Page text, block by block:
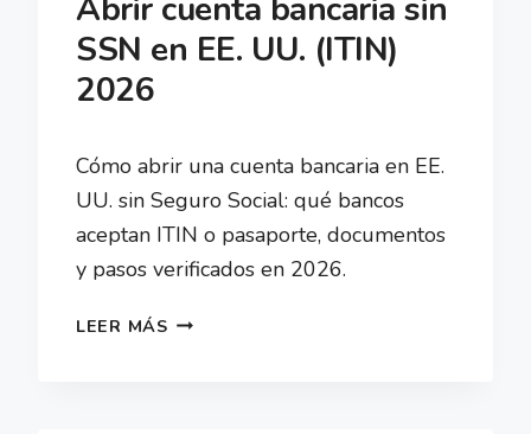
NACIMIENTO
MEXICANA
UNIDOS
LÍNEA
Abrir cuenta bancaria sin
SSN en EE. UU. (ITIN)
2026
Cómo abrir una cuenta bancaria en EE.
UU. sin Seguro Social: qué bancos
aceptan ITIN o pasaporte, documentos
y pasos verificados en 2026.
LEER MÁSABRIR